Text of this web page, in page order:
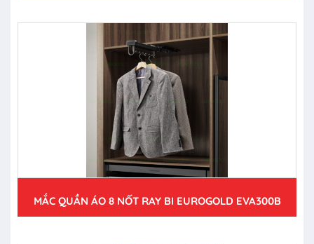
MẮC QUẦN ÁO 8 NỐT RAY BI EUROGOLD EVA300B